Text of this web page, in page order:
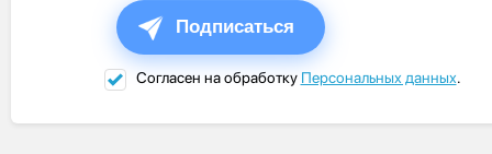
Подписаться
Согласен на обработку Персональных данных.